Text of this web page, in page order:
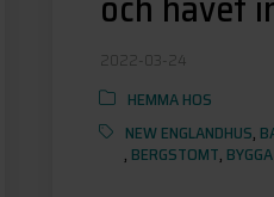
2022-03-24
HEMMA HOS
NEW ENGLANDHUS,
, BERGSTOMT,